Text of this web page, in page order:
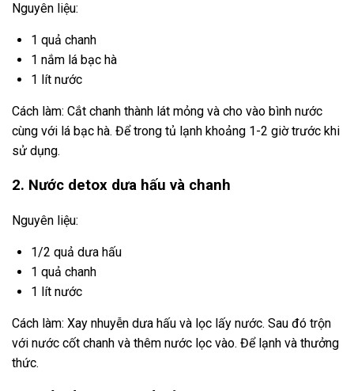
Nguyên liệu:
1 quả chanh
1 nắm lá bạc hà
1 lít nước
Cách làm: Cắt chanh thành lát mỏng và cho vào bình nước
cùng với lá bạc hà. Để trong tủ lạnh khoảng 1-2 giờ trước khi
sử dụng.
2. Nước detox dưa hấu và chanh
Nguyên liệu:
1/2 quả dưa hấu
1 quả chanh
1 lít nước
Cách làm: Xay nhuyễn dưa hấu và lọc lấy nước. Sau đó trộn
với nước cốt chanh và thêm nước lọc vào. Để lạnh và thưởng
thức.